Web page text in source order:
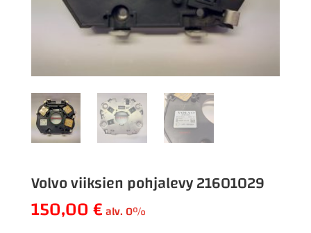
Volvo viiksien pohjalevy 21601029
150,00€alv. 0%